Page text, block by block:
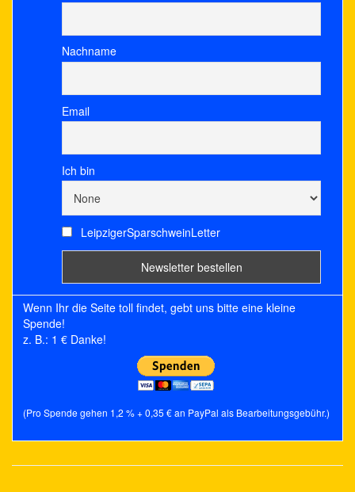
Nachname
Email
Ich bin
LeipzigerSparschweinLetter
Wenn Ihr die Seite toll findet, gebt uns bitte eine kleine
Spende!
z. B.: 1 € Danke!
(Pro Spende gehen 1,2 % + 0,35 € an PayPal als Bearbeitungsgebühr.)